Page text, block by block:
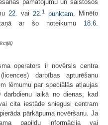
pamatojumu un saistošos
22. vai 22. 1 punktam. Minēto
ar šo noteikumu 18.6.
operators ir novērsis centra
darbības apturēšanu
lēmumu par speciālās atļaujas
darbdienu laikā no dienas, kad
cita iestāde sniegusi centram
pārkāpuma novēršanu. Ja
papildu informācija vai